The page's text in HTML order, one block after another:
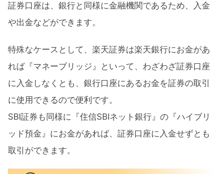
証券口座は、銀行と同様に金融機関であるため、入金
や出金などができます。
特殊なケースとして、楽天証券は楽天銀行にお金があ
れば『マネーブリッジ』といって、わざわざ証券口座
に入金しなくとも、銀行口座にあるお金を証券の取引
に使用できるので便利です。
SBI証券も同様に『住信SBIネット銀行』の『ハイブリ
ッド預金』にお金があれば、証券口座に入金せずとも
取引ができます。